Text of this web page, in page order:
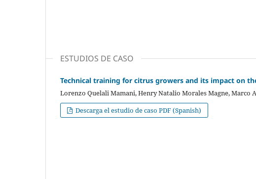
ESTUDIOS DE CASO
Technical training for citrus growers and its impact on
Lorenzo Quelali Mamani, Henry Natalio Morales Magne, Marco
Descarga el estudio de caso PDF (Spanish)